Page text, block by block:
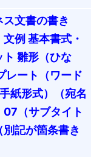
文書の書き
例 基本書式・
ト 雛形（ひな
レート（ワード
紙形式）（宛名
07（サブタイト
記が箇条書き